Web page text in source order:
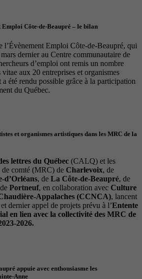
Emploi Côte-de-Beaupré – le bilan
l’Évènement Emploi Côte-de-Beaupré, qui
dernier au Centre communautaire de
d’emploi ont remis un nombre
aux 20 entreprises et organismes
a été rendu possible grâce à la participation
du Québec.
et organismes artistiques dans les MRC de la
lettres du Québec (CALQ) et les
comté (MRC) de Charlevoix, de
d’Orléans, de La Côte-de-Beaupré, de
Portneuf, en collaboration avec Culture
Appalaches (CCNCA), lancent
dernier appel de projets prévu à l’Entente
en lien avec la collectivité des MRC de
2026.
appuie avec enthousiasme les
Anne